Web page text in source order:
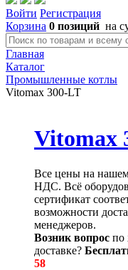
Войти Регистрация
Корзина 0 позиций на
Главная
Каталог
Промышленные котлы
Vitomax 300-LT
Vitomax
Все цены на нашем
НДС. Всё
сертификат
возможности
менеджеров.
Возник вопрос по
доставке?
58